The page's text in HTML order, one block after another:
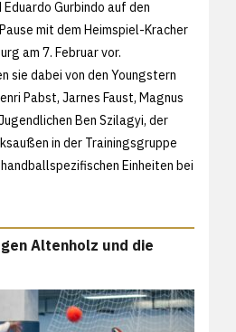
Eduardo Gurbindo auf den
mit dem Heimspiel-Kracher
am 7. Februar vor.
sie dabei von den Youngstern
Pabst, Jarnes Faust, Magnus
Ben Szilagyi, der
in der Trainingsgruppe
Einheiten bei
Altenholz und die